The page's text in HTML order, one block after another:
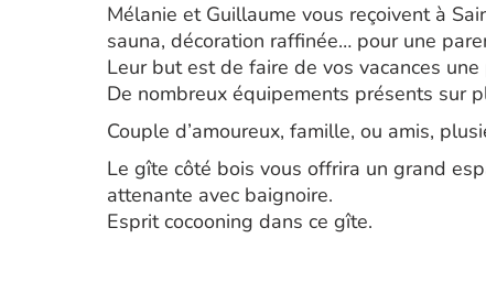
Mélanie et Guillaume vous reçoivent à
sauna, décoration raffinée… pour une
Leur but est de faire de vos vacances
De nombreux équipements présents sur
Couple d’amoureux, famille, ou amis,
Le gîte côté bois vous offrira un grand
attenante avec baignoire.
Esprit cocooning dans ce gîte.